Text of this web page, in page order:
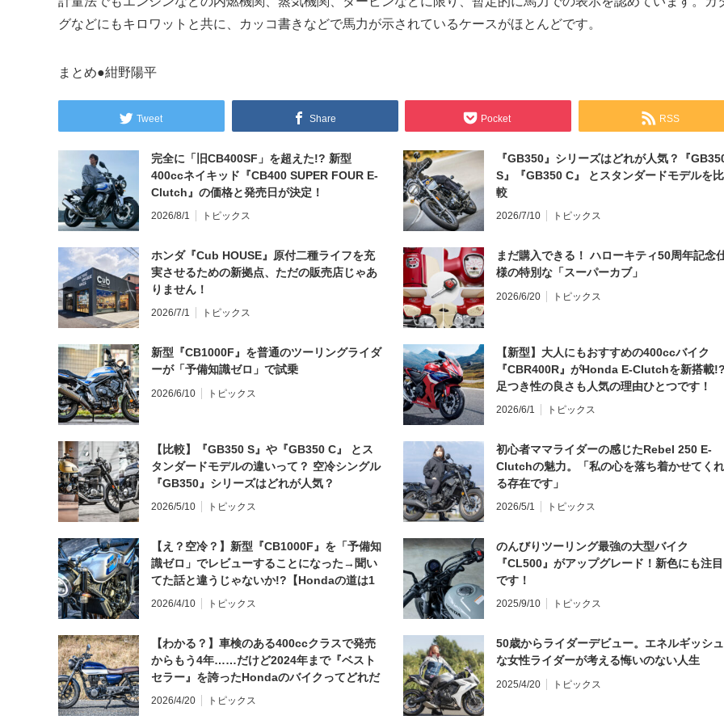
グなどにもキロワットと共に、カッコ書きなどで馬力が示されているケースがほとんどです。
まとめ●紺野陽平
Tweet Share Pocket RSS
完全に「旧CB400SF」を超えた!? 新型
400ccネイキッド『CB400 SUPER FOUR E-
Clutch』の価格と発売日が決定！
2026/8/1 トピックス
『GB350』シリーズはどれが人気？『
S』『GB350 C』 とスタンダードモデルを比
較
2026/7/10 トピックス
ホンダ『Cub HOUSE』原付二種ライフを充
実させるための新拠点、ただの販売店じゃあ
りません！
2026/7/1 トピックス
まだ購入できる！ ハローキティ50周年記念
様の特別な「スーパーカブ」
2026/6/20 トピックス
新型『CB1000F』を普通のツーリングライダ
ーが「予備知識ゼロ」で試乗
2026/6/10 トピックス
【新型】大人にもおすすめの400ccバイク
『CBR400R』がHonda E-Clutchを新搭載!?
足つき性の良さも人気の理由ひとつです！
2026/6/1 トピックス
【比較】『GB350 S』や『GB350 C』 とス
タンダードモデルの違いって？ 空冷シングル
『GB350』シリーズはどれが人気？
2026/5/10 トピックス
初心者ママライダーの感じたRebel 250 E-
Clutchの魅力。「私の心を落ち着かせてくれ
る存在です」
2026/5/1 トピックス
【え？空冷？】新型『CB1000F』を「予備知
識ゼロ」でレビューすることになった→聞い
てた話と違うじゃないか!?【Hondaの道は1
日にしてならず／CB1000F ①第一印象 編】
2026/4/10 トピックス
のんびりツーリング最強の大型バイク
『CL500』がアップグレード！新色にも注目
です！
2025/9/10 トピックス
【わかる？】車検のある400ccクラスで発売
からもう4年……だけど2024年まで『ベスト
セラー』を誇ったHondaのバイクってどれだ
と思う？
2026/4/20 トピックス
50歳からライダーデビュー。エネルギッシュ
な女性ライダーが考える悔いのない人生
2025/4/20 トピックス